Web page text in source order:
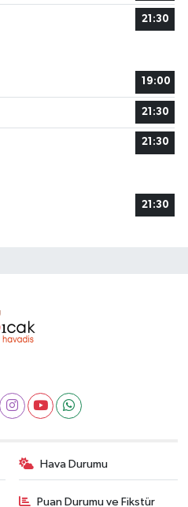
21:30
19:00
21:30
21:30
21:30
Hava Durumu
Puan Durumu ve Fikstür